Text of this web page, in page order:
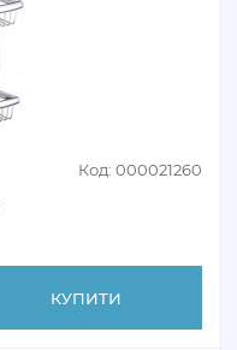
Код: 000021260
КУПИТИ